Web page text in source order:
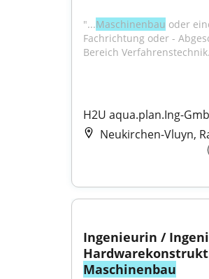
"...Maschinenbau oder
Fachrichtung oder -
Bereich
H2U aqua.plan.Ing-
Neukirchen-Vluyn,
Ingenieurin /
Maschinenbau